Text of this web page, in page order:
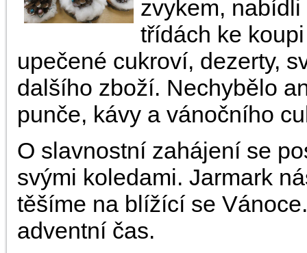
zvykem,
třídách ke
upečené cukroví, dezerty,
dalšího zboží. Nechybělo
punče, kávy a vánočního
O slavnostní zahájení se
svými koledami. Jarmark
těšíme na blížící se
adventní čas.